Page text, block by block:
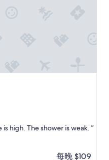
high. The shower is weak. ”
每晚 $109